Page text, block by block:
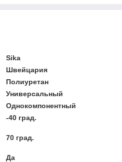
Sika
Швейцария
Полиуретан
Универсальный
Однокомпонентный
-40 град.
70 град.
Да